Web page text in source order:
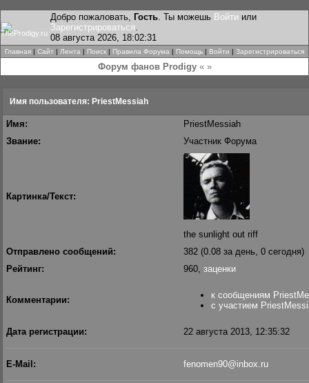
Добро пожаловать, Гость. Ты можешь Войти или
Зарегистрироваться.
08 августа 2026, 18:02:31
Главная | Сайт | Лента | Поиск | Правила Форума | Помощь | Войти | Зарегистрироваться
Форум фанов Prodigy« »
Имя пользователя: PriestMessiah
Имя:
PriestMessiah
Звание:
Участник Форума
Картинка/Текст:
the sunlight out riff
Отправлено сообщений:
382 (0.08 за день, 0 сегодня)
Рейтинг:
960, заценки
Комментарии:
к сообщениям
с участием
Дата регистрации: 22 августа 2013, 12:35:32
E-Mail: fenomen90@inbox.ru